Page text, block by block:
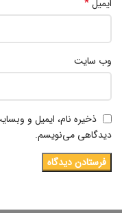
ایمیل
وب‌ سایت
ذخیره نام، ایمیل و
دیدگاهی می‌نویسم.